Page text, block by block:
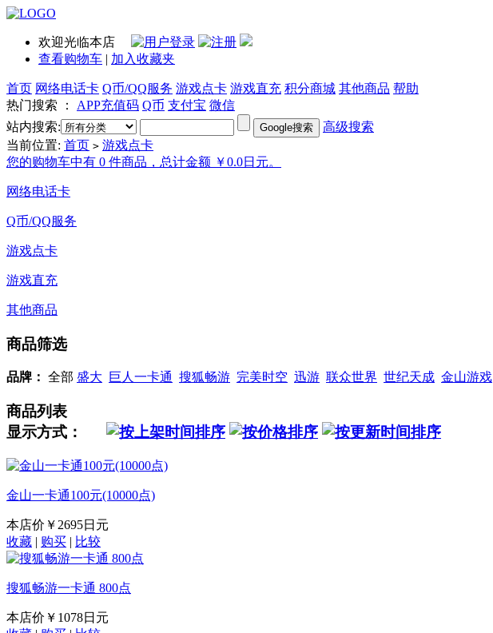
欢迎光临本店
查看购物车 | 加入收藏夹
首页 网络电话卡 Q币/QQ服务 游戏点卡 游戏直充 积分商城 其他商品 帮助
热门搜索 ： APP充值码 Q币 支付宝 微信
站内搜索:
高级搜索
当前位置: 首页 > 游戏点卡
您的购物车中有 0 件商品，总计金额 ￥0.0日元。
网络电话卡
Q币/QQ服务
游戏点卡
游戏直充
其他商品
商品筛选
品牌： 全部 盛大 巨人一卡通 搜狐畅游 完美时空 迅游 联众世界 世纪天成 金山游戏
商品列表
显示方式：
金山一卡通100元(10000点)
本店价 ￥2695日元
收藏 | 购买 | 比较
搜狐畅游一卡通 800点
本店价 ￥1078日元